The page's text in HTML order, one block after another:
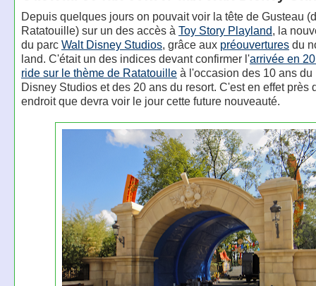
Depuis quelques jours on pouvait voir la tête de Gusteau
Ratatouille) sur un des accès à Toy Story Playland, la
du parc Walt Disney Studios, grâce aux préouverturesdu
land. C'était un des indices devant confirmer l'arrivée en
ride sur le thème de Ratatouilleà l'occasion des 10 ans du
Disney Studios et des 20 ans du resort. C'est en effet près
endroit que devra voir le jour cette future nouveauté.